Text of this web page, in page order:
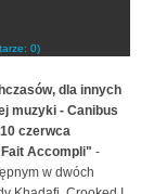
0)
dla innych
muzyki - Canibus
czerwca
Accompli" -
w dwóch